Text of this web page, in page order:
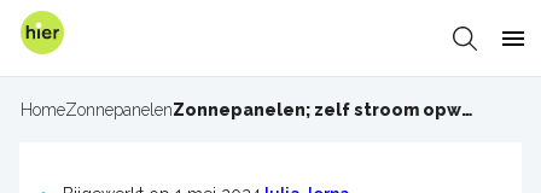
Overslaan
Zoeken
Kruimelpad
HomeZonnepanelen Zonnepanelen; zelf stroom opwekken